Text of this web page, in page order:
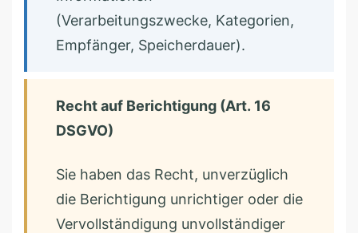
(Verarbeitungszwecke, Kategorien,
Empfänger, Speicherdauer).
Recht auf Berichtigung (Art. 16
DSGVO)
Sie haben das Recht, unverzüglich
die Berichtigung unrichtiger oder die
Vervollständigung unvollständiger